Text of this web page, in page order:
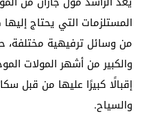
المستلزمات التي يحتاج
من وسائل ترفيهية
والكبير من أشهر المولات
إقبالًا كبيرًا عليها من قبل
والسياح.